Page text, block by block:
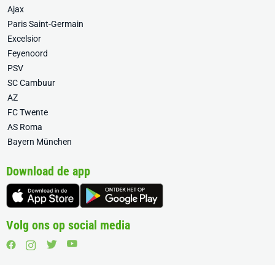
Ajax
Paris Saint-Germain
Excelsior
Feyenoord
PSV
SC Cambuur
AZ
FC Twente
AS Roma
Bayern München
Download de app
Volg ons op social media